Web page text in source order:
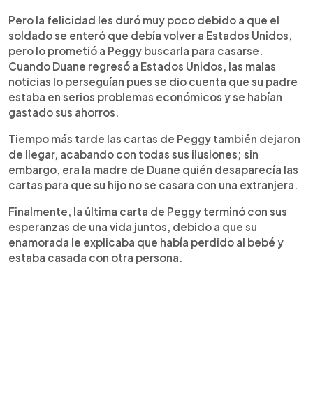
Pero la felicidad les duró muy poco debido a que el
soldado se enteró que debía volver a Estados Unidos,
pero lo prometió a Peggy buscarla para casarse.
Cuando Duane regresó a Estados Unidos, las malas
noticias lo perseguían pues se dio cuenta que su padre
estaba en serios problemas económicos y se habían
gastado sus ahorros.
Tiempo más tarde las cartas de Peggy también dejaron
de llegar, acabando con todas sus ilusiones; sin
embargo, era la madre de Duane quién desaparecía las
cartas para que su hijo no se casara con una extranjera.
Finalmente, la última carta de Peggy terminó con sus
esperanzas de una vida juntos, debido a que su
enamorada le explicaba que había perdido al bebé y
estaba casada con otra persona.